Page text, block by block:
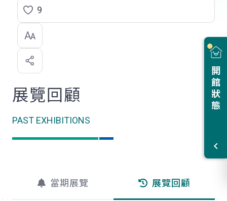
開館狀態
點
選
喜
歡
9
展覽回顧
PAST EXHIBITIONS
當期展覽 展覽回顧